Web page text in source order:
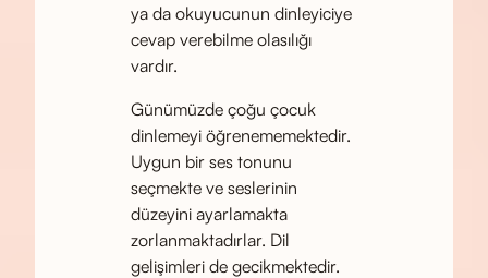
ya da okuyucunun dinleyiciye
cevap verebilme olasılığı
vardır.
Günümüzde çoğu çocuk
dinlemeyi öğrenememektedir.
Uygun bir ses tonunu
seçmekte ve seslerinin
düzeyini ayarlamakta
zorlanmaktadırlar. Dil
gelişimleri de gecikmektedir.